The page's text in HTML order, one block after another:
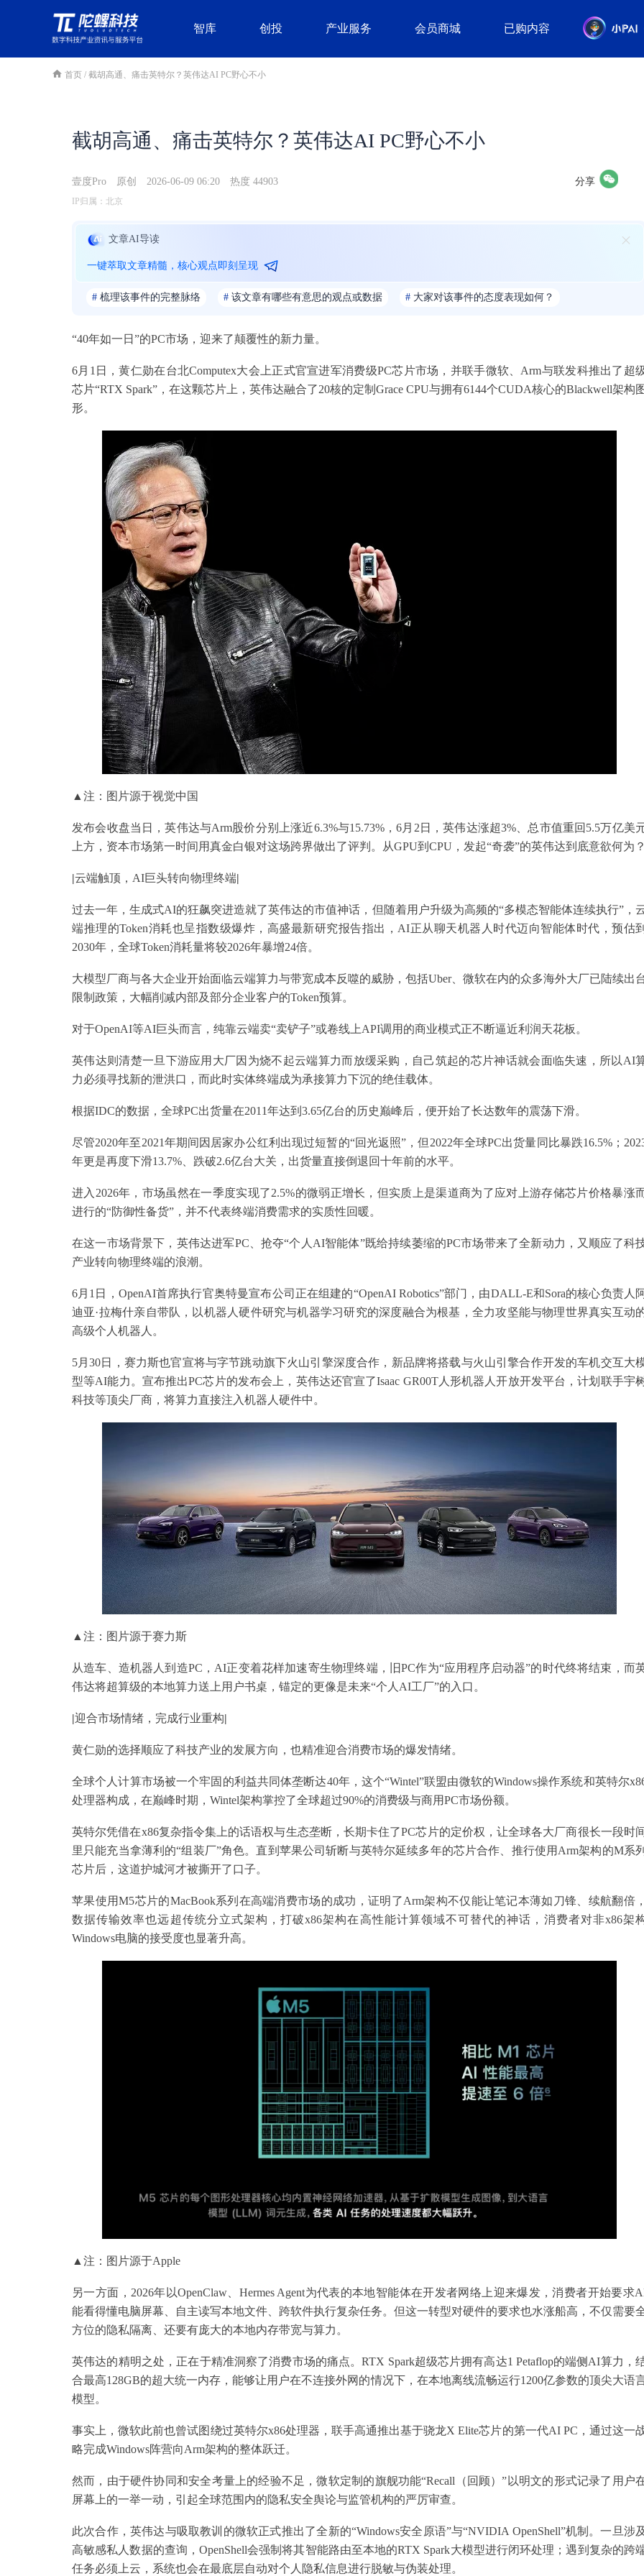
智库 创投 产业服务 会员商城 已购内容
首页 / 截胡高通、痛击英特尔？英伟达AI PC野心不小
截胡高通、痛击英特尔？英伟达AI PC野心不小
壹度Pro 原创 2026-06-09 06:20 热度 44903 分享
IP归属：北京
文章AI导读
一键萃取文章精髓，核心观点即刻呈现
# 梳理该事件的完整脉络 # 该文章有哪些有意思的观点或数据 # 大家对该事件的态度表现如何？
“40年如一日”的PC市场，迎来了颠覆性的新力量。
6月1日，黄仁勋在台北Computex大会上正式官宣进军消费级PC芯片市场，并联手微软、Arm与联发科推出了超
芯片“RTX Spark”，在这颗芯片上，英伟达融合了20核的定制Grace CPU与拥有6144个CUDA核心的Blackwell架构图
形。
▲注：图片源于视觉中国
发布会收盘当日，英伟达与Arm股价分别上涨近6.3%与15.73%，6月2日，英伟达涨超3%、总市值重回5.5万亿美
上方，资本市场第一时间用真金白银对这场跨界做出了评判。从GPU到CPU，发起“奇袭”的英伟达到底意欲何为？
|云端触顶，AI巨头转向物理终端|
过去一年，生成式AI的狂飙突进造就了英伟达的市值神话，但随着用户升级为高频的“多模态智能体连续执行”，
端推理的Token消耗也呈指数级爆炸，高盛最新研究报告指出，AI正从聊天机器人时代迈向智能体时代，预估到
2030年，全球Token消耗量将较2026年暴增24倍。
大模型厂商与各大企业开始面临云端算力与带宽成本反噬的威胁，包括Uber、微软在内的众多海外大厂已陆续出
限制政策，大幅削减内部及部分企业客户的Token预算。
对于OpenAI等AI巨头而言，纯靠云端卖“卖铲子”或卷线上API调用的商业模式正不断逼近利润天花板。
英伟达则清楚一旦下游应用大厂因为烧不起云端算力而放缓采购，自己筑起的芯片神话就会面临失速，所以AI
力必须寻找新的泄洪口，而此时实体终端成为承接算力下沉的绝佳载体。
根据IDC的数据，全球PC出货量在2011年达到3.65亿台的历史巅峰后，便开始了长达数年的震荡下滑。
尽管2020年至2021年期间因居家办公红利出现过短暂的“回光返照”，但2022年全球PC出货量同比暴跌16.5%；
年更是再度下滑13.7%、跌破2.6亿台大关，出货量直接倒退回十年前的水平。
进入2026年，市场虽然在一季度实现了2.5%的微弱正增长，但实质上是渠道商为了应对上游存储芯片价格暴涨
进行的“防御性备货”，并不代表终端消费需求的实质性回暖。
在这一市场背景下，英伟达进军PC、抢夺“个人AI智能体”既给持续萎缩的PC市场带来了全新动力，又顺应了科
产业转向物理终端的浪潮。
6月1日，OpenAI首席执行官奥特曼宣布公司正在组建的“OpenAI Robotics”部门，由DALL-E和Sora的核心负责人
迪亚·拉梅什亲自带队，以机器人硬件研究与机器学习研究的深度融合为根基，全力攻坚能与物理世界真实互动
高级个人机器人。
5月30日，赛力斯也官宣将与字节跳动旗下火山引擎深度合作，新品牌将搭载与火山引擎合作开发的车机交互大
型等AI能力。宣布推出PC芯片的发布会上，英伟达还官宣了Isaac GR00T人形机器人开放开发平台，计划联手宇
科技等顶尖厂商，将算力直接注入机器人硬件中。
▲注：图片源于赛力斯
从造车、造机器人到造PC，AI正变着花样加速寄生物理终端，旧PC作为“应用程序启动器”的时代终将结束，而
伟达将超算级的本地算力送上用户书桌，锚定的更像是未来“个人AI工厂”的入口。
|迎合市场情绪，完成行业重构|
黄仁勋的选择顺应了科技产业的发展方向，也精准迎合消费市场的爆发情绪。
全球个人计算市场被一个牢固的利益共同体垄断达40年，这个“Wintel”联盟由微软的Windows操作系统和英特尔
处理器构成，在巅峰时期，Wintel架构掌控了全球超过90%的消费级与商用PC市场份额。
英特尔凭借在x86复杂指令集上的话语权与生态垄断，长期卡住了PC芯片的定价权，让全球各大厂商很长一段时
里只能充当拿薄利的“组装厂”角色。直到苹果公司斩断与英特尔延续多年的芯片合作、推行使用Arm架构的M系列
芯片后，这道护城河才被撕开了口子。
苹果使用M5芯片的MacBook系列在高端消费市场的成功，证明了Arm架构不仅能让笔记本薄如刀锋、续航翻倍，
数据传输效率也远超传统分立式架构，打破x86架构在高性能计算领域不可替代的神话，消费者对非x86架
Windows电脑的接受度也显著升高。
▲注：图片源于Apple
另一方面，2026年以OpenClaw、Hermes Agent为代表的本地智能体在开发者网络上迎来爆发，消费者开始要求
能看得懂电脑屏幕、自主读写本地文件、跨软件执行复杂任务。但这一转型对硬件的要求也水涨船高，不仅需要
方位的隐私隔离、还要有庞大的本地内存带宽与算力。
英伟达的精明之处，正在于精准洞察了消费市场的痛点。RTX Spark超级芯片拥有高达1 Petaflop的端侧AI算力，
合最高128GB的超大统一内存，能够让用户在不连接外网的情况下，在本地离线流畅运行1200亿参数的顶尖大语
模型。
事实上，微软此前也曾试图绕过英特尔x86处理器，联手高通推出基于骁龙X Elite芯片的第一代AI PC，通过这一
略完成Windows阵营向Arm架构的整体跃迁。
然而，由于硬件协同和安全考量上的经验不足，微软定制的旗舰功能“Recall（回顾）”以明文的形式记录了用户
屏幕上的一举一动，引起全球范围内的隐私安全舆论与监管机构的严厉审查。
此次合作，英伟达与吸取教训的微软正式推出了全新的“Windows安全原语”与“NVIDIA OpenShell”机制。一旦涉及
高敏感私人数据的查询，OpenShell会强制将其智能路由至本地的RTX Spark大模型进行闭环处理；遇到复杂的跨
任务必须上云，系统也会在最底层自动对个人隐私信息进行脱敏与伪装处理。